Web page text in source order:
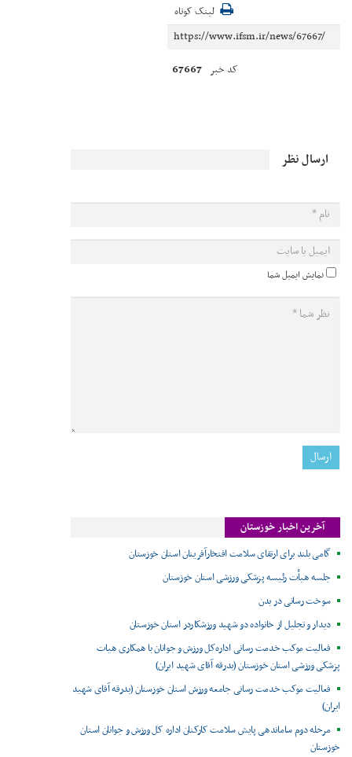
لینک کوتاه
کد خبر 67667
ارسال نظر
نمایش ایمیل شما
آخرین اخبار خوزستان
گامی بلند برای ارتقای سلامت افتخارآفرینان استان خوزستان
جلسه هیأت رئیسه پزشکی ورزشی استان خوزستان
سوخت رسانی در بدن
دیدار و تجلیل از خانواده دو شهید ورزشکاردر استان خوزستان
فعالیت موکب خدمت رسانی اداره‌کل ورزش و جوانان با همکاری هیات
پزشکی ورزشی استان خوزستان (بدرقه آقای شهید ایران)
فعالیت موکب خدمت رسانی جامعه ورزش استان خوزستان (بدرقه آقای شهید
ایران)
مرحله دوم ساماندهی پایش سلامت کارکنان اداره کل ورزش و جوانان استان
خوزستان